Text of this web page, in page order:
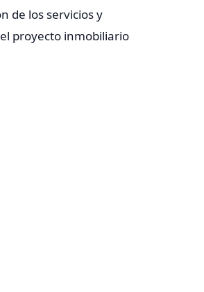
de los servicios y
proyecto inmobiliario